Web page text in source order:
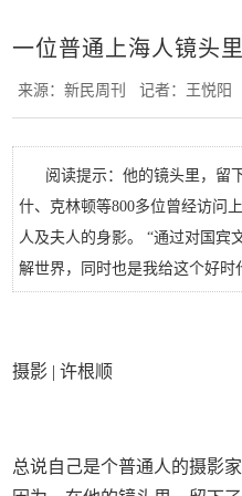
一位普通上海人镜头
来源：新民周刊记者：王悦阳
阅读提示：他的镜头里，留
什、克林顿等800多位曾经访问
人及夫人的身影。 “通过对国宾
解世界，同时也是我给这个好时
摄影 | 许根顺
总说自己是个普通人的摄影